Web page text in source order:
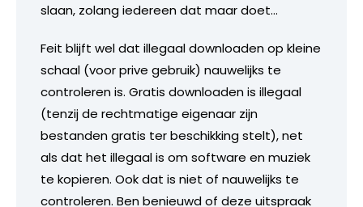
slaan, zolang iedereen dat maar doet…
Feit blijft wel dat illegaal downloaden op kleine
schaal (voor prive gebruik) nauwelijks te
controleren is. Gratis downloaden is illegaal
(tenzij de rechtmatige eigenaar zijn
bestanden gratis ter beschikking stelt), net
als dat het illegaal is om software en muziek
te kopieren. Ook dat is niet of nauwelijks te
controleren. Ben benieuwd of deze uitspraak